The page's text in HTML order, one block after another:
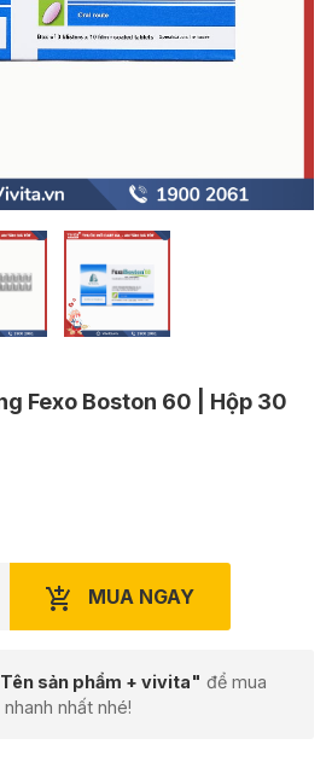
Fexo Boston 60 | Hộp 30
MUA NGAY
sản phẩm + vivita" để mua
nhất nhé!